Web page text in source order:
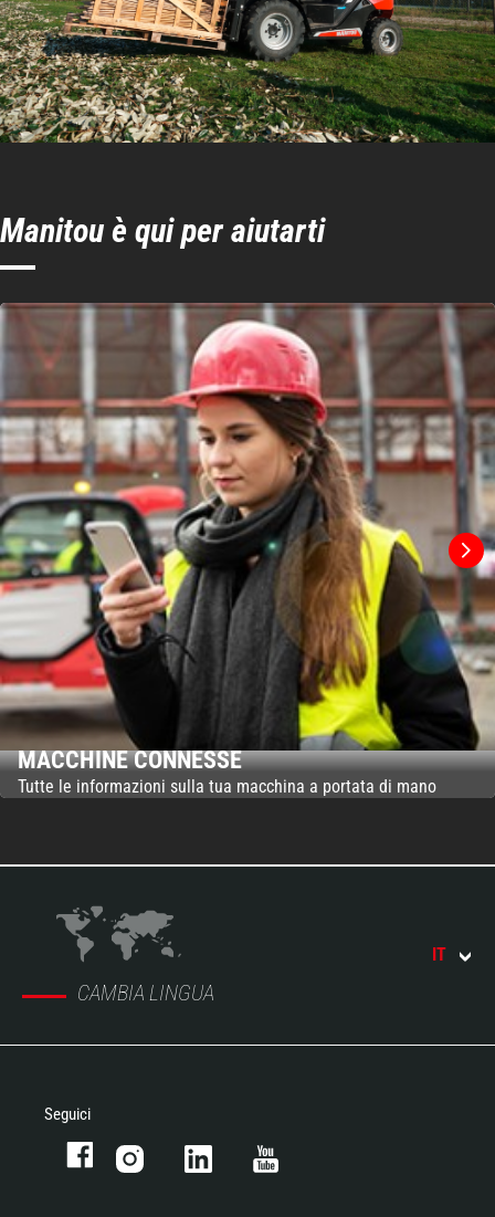
Manitou è qui per aiutarti
MACCHINE CONNESSE
Tutte le informazioni sulla tua macchina a portata di mano
CAMBIA LINGUA
IT
Seguici